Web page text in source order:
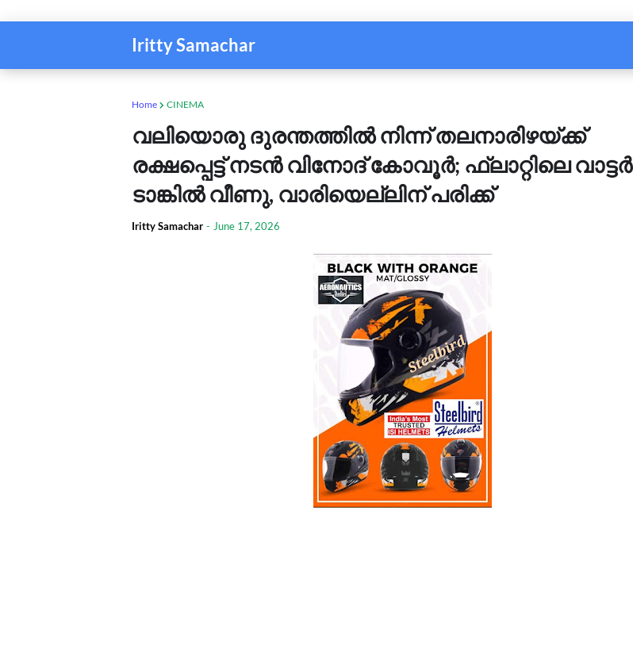
Iritty Samachar
Home CINEMA
വലിയൊരു ദുരന്തത്തിൽ നിന്ന് തലനാരിഴയ്ക്ക്
രക്ഷപ്പെട്ട് നടൻ വിനോദ് കോവൂർ; ഫ്ലാറ്റിലെ വാട്ടർ
ടാങ്കിൽ വീണു, വാരിയെല്ലിന് പരിക്ക്
Iritty Samachar - June 17, 2026